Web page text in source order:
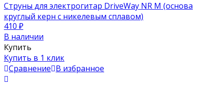
Струны для электрогитар DriveWay NR M (основа
круглый керн с никелевым сплавом)
410 ₽
В наличии
Купить
Купить в 1 клик
Сравнение В избранное